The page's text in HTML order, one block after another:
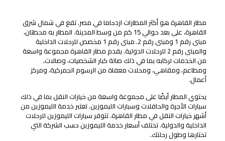
مطار القاهرة هو أكثر المطارات ازدحاما في مصر. تقع في شمال شرق
القاهرة، على بعد حوالي 15 كم من وسط المدينة. المطار به محطتان،
مبنى رقم 1 ومبنى رقم 2. مبنى رقم 1 مخصص للرحلات الداخلية
والمبنى رقم 2 للرحلات الدولية. يقدم مطار القاهرة مجموعة واسعة
من الخدمات لركابه بما في ذلك صالة كبار الشخصيات، وصالات،
ومطاعم، ومقاهي، ومحلات معفاة من الرسوم الجمركية، ومركز
أعمال.
يحتوي المطار أيضًا على مجموعة واسعة من خيارات النقل بما في ذلك
سيارات الأجرة والحافلات وسيارات الليموزين. تعتبر خدمة الليموزين من
أشهر خيارات النقل في مطار القاهرة. تتوفر سيارات الليموزين للرحلات
الداخلية والدولية. تختلف أسعار خدمة الليموزين حسب الشركة التي
تختارها وطول رحلتك.